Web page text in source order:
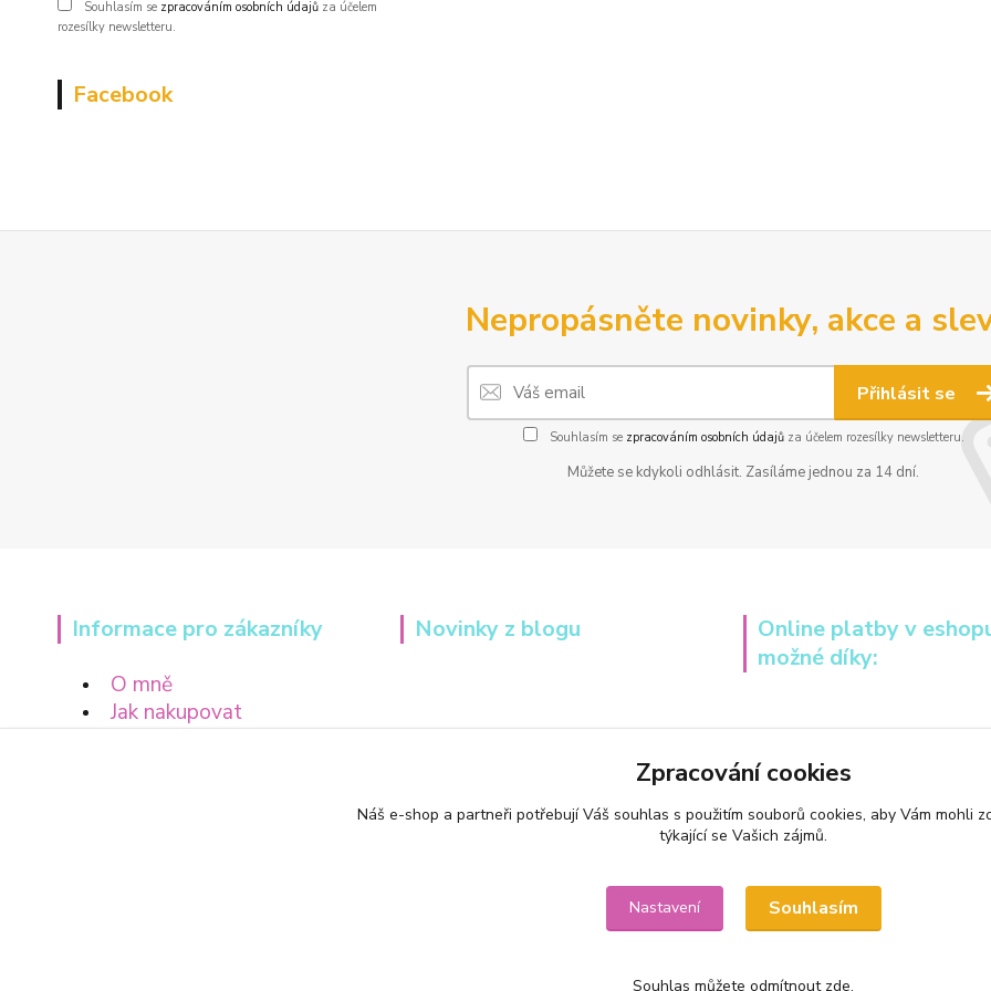
Souhlasím se zpracováním osobních údajů za účelem
rozesílky newsletteru.
Facebook
Nepropásněte novinky, akce a
Přihlásit se
Souhlasím se zpracováním osobních údajůza účelem rozesílky newsletteru.
Můžete se kdykoli odhlásit. Zasíláme jednou za 14 dní.
Informace pro zákazníky
O mně
Jak nakupovat
Novinky z blogu
Online platby v
možné díky:
Zpracování cookies
Náš e-shop a partneři potřebují Váš souhlas s použitím souborů cookies, aby Vám mohli
týkající se Vašich zájmů.
Nastavení Souhlasím
Souhlas můžete odmítnout zde.